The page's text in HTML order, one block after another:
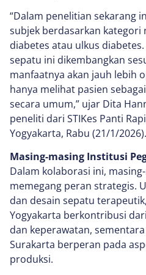
“Dalam penelitian sekarang
subjek berdasarkan kategori
diabetes atau ulkus
sepatu ini dikembangkan
manfaatnya akan jauh lebih
hanya melihat pasien
secara umum,” ujar Dita
peneliti dari STIKes Panti
Yogyakarta, Rabu (21/1/2026).
Masing-masing Institusi
Dalam kolaborasi ini,
memegang peran strategis.
dan desain sepatu
Yogyakarta berkontribusi
dan keperawatan,
Surakarta berperan pada
produksi.